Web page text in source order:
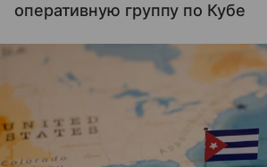
оперативную группу по Кубе